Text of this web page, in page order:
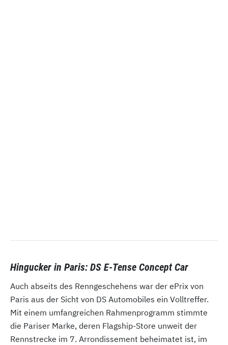
Hingucker in Paris: DS E-Tense Concept Car
Auch abseits des Renngeschehens war der ePrix von
Paris aus der Sicht von DS Automobiles ein Volltreffer.
Mit einem umfangreichen Rahmenprogramm stimmte
die Pariser Marke, deren Flagship-Store unweit der
Rennstrecke im 7. Arrondissement beheimatet ist, im